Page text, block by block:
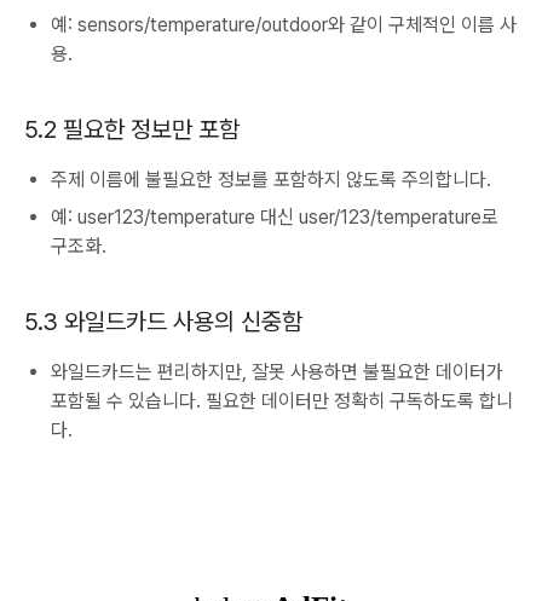
예: sensors/temperature/outdoor와 같이 구체적인 이름 사
용.
5.2 필요한 정보만 포함
주제 이름에 불필요한 정보를 포함하지 않도록 주의합니다.
예: user123/temperature 대신 user/123/temperature로
구조화.
5.3 와일드카드 사용의 신중함
와일드카드는 편리하지만, 잘못 사용하면 불필요한 데이터가
포함될 수 있습니다. 필요한 데이터만 정확히 구독하도록 합니
다.